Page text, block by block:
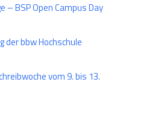
BSP Open Campus Day
bbw Hochschule
vom 9. bis 13.